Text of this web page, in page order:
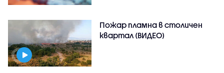
Пожар пламна в столичен
квартал (ВИДЕО)